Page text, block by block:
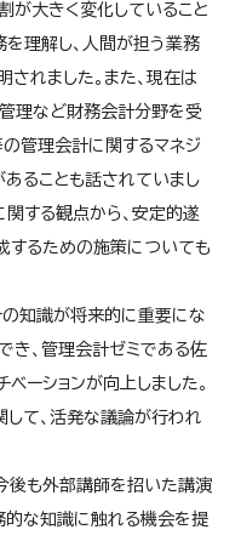
が大きく変化していること
理解し、人間が担う業務
れました。また、現在は
理など財務会計分野を受
管理会計に関するマネジ
ることも話されていまし
する観点から、安定的遂
するための施策についても
の知識が将来的に重要にな
き、管理会計ゼミである佐
ーションが向上しました。
て、活発な議論が行われ
後も外部講師を招いた講演
的な知識に触れる機会を提